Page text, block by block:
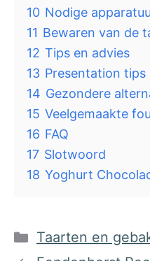
10 Nodige
11 Bewaren van de
12 Tips en advies
13 Presentation tips
14 Gezondere
15 Veelgemaakte
16 FAQ
17 Slotwoord
18 Yoghurt
Categorieën
Taarten en